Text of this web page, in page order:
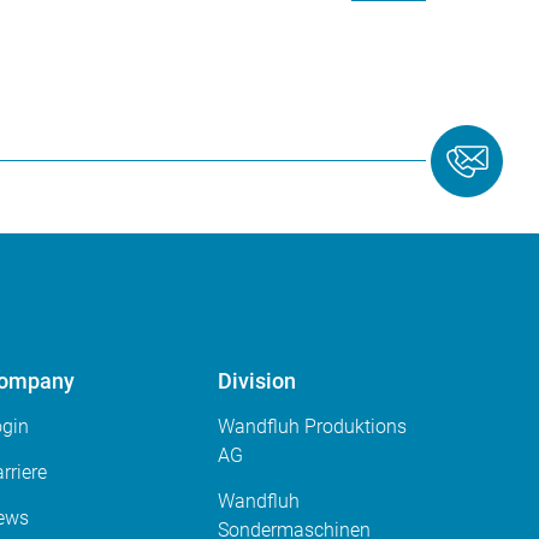
Division
Wandfluh Produktions
AG
Wandfluh
Sondermaschinen